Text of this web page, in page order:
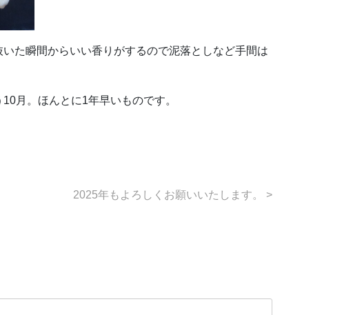
た瞬間からいい香りがするので泥落としなど手間は
月。ほんとに1年早いものです。
2025年もよろしくお願いいたします。